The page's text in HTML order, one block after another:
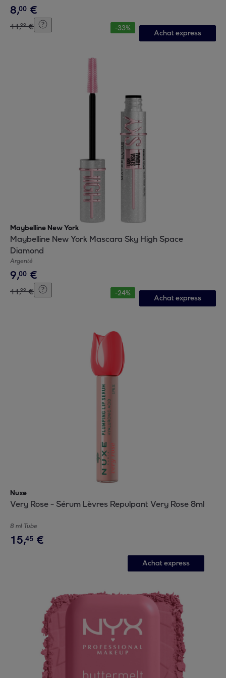
8,00 €
11,99 € -33%
Achat express
Maybelline New York
Maybelline New York Mascara Sky High Space
Diamond
Argenté
9,00 €
11,99 € -24%
Achat express
Nuxe
Very Rose - Sérum Lèvres Repulpant Very Rose 8ml
8 ml Tube
15,45 €
Achat express